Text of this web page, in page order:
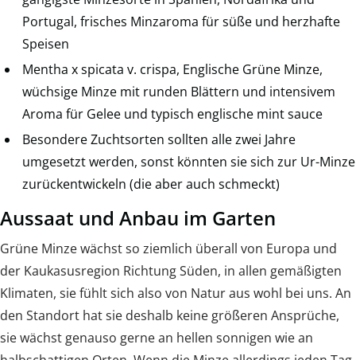
Portugal, frisches Minzaroma für süße und herzhafte
Speisen
Mentha x spicata v. crispa, Englische Grüne Minze,
wüchsige Minze mit runden Blättern und intensivem
Aroma für Gelee und typisch englische mint sauce
Besondere Zuchtsorten sollten alle zwei Jahre
umgesetzt werden, sonst könnten sie sich zur Ur-Minze
zurückentwickeln (die aber auch schmeckt)
Aussaat und Anbau im Garten
Grüne Minze wächst so ziemlich überall von Europa und
der Kaukasusregion Richtung Süden, in allen gemäßigten
Klimaten, sie fühlt sich also von Natur aus wohl bei uns. An
den Standort hat sie deshalb keine größeren Ansprüche,
sie wächst genauso gerne an hellen sonnigen wie an